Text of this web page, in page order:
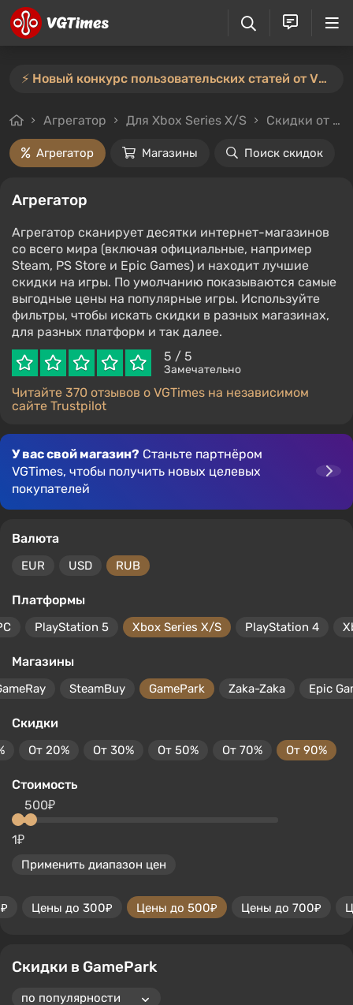
⚡️ Новый конкурс пользовательских статей от VGTimes — участвуйте тут ⚡️
Агрегатор Для Xbox Series X/S Скидки от 90%
Агрегатор Магазины Поиск скидок
Агрегатор
Агрегатор сканирует десятки интернет-магазинов
со всего мира (включая официальные, например
Steam, PS Store и Epic Games) и находит лучшие
скидки на игры. По умолчанию показываются самые
выгодные цены на популярные игры. Используйте
фильтры, чтобы искать скидки в разных магазинах,
для разных платформ и так далее.
5 / 5
Замечательно
Читайте 370 отзывов о VGTimes на независимом
сайте Trustpilot
У вас свой магазин? Станьте партнёром
VGTimes, чтобы получить новых целевых
покупателей
Валюта
EUR USD RUB
Платформы
PlayStation 5 Xbox Series X/S PlayStation 4
Магазины
SteamBuy GamePark Zaka-Zaka Epic
Скидки
От 20% От 30% От 50% От 70% От 90%
Стоимость
1₽
500₽
Применить диапазон цен
Цены до 300₽ Цены до 500₽ Цены до 700₽
Скидки в GamePark